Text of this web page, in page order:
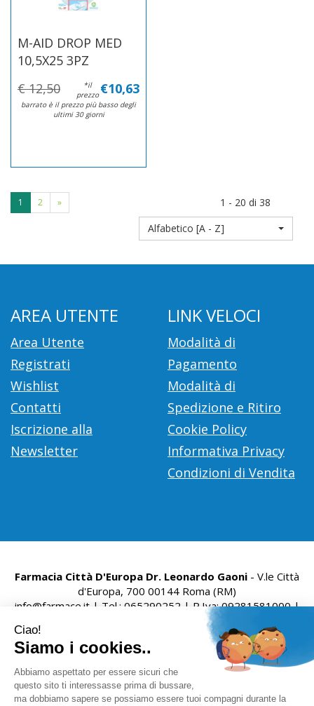
M-AID DROP MED
10,5X25 3PZ
€ 12,50 €10,63
*il
prezzo
barrato è il prezzo più basso degli
ultimi 30 giorni
1 2 »
1 - 20 di 38
Alfabetico [A - Z]
AREA UTENTE
Area Utente
Registrati
Wishlist
Contatti
Iscrizione alla
Newsletter
LINK VELOCI
Modalità di
Pagamento
Modalità di
Spedizione e Ritiro
Cookie Policy
Informativa Privacy
Condizioni di Vendita
Farmacia Città D'Europa Dr. Leonardo Gaoni - V.le Città
d'Europa, 700 00144 Roma (RM)
info@farmace.it| Tel.: 065290252 | P.Iva: 09281581000 |
Numero R.E.A.: 1176469
Powered byPrenofa
Web DesignFulcri srl